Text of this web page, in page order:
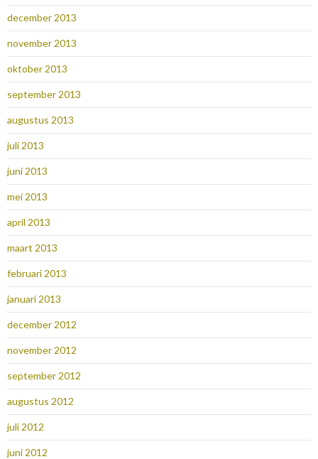
december 2013
november 2013
oktober 2013
september 2013
augustus 2013
juli 2013
juni 2013
mei 2013
april 2013
maart 2013
februari 2013
januari 2013
december 2012
november 2012
september 2012
augustus 2012
juli 2012
juni 2012